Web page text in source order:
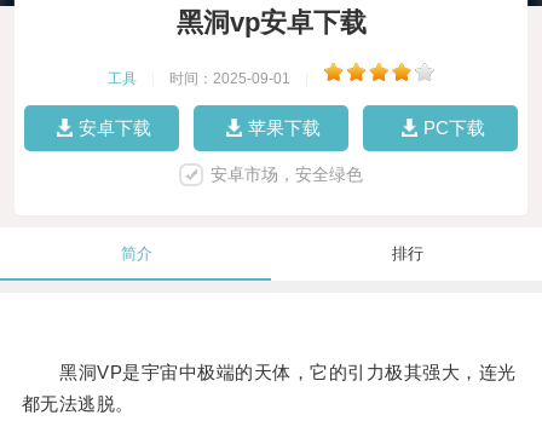
黑洞vp安卓下载
工具 时间：2025-09-01
安卓下载 苹果下载 PC下载
安卓市场，安全绿色
简介 排行
黑洞VP是宇宙中极端的天体，它的引力极其强大，连光
都无法逃脱。